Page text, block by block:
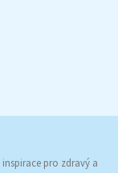
pro zdravý a